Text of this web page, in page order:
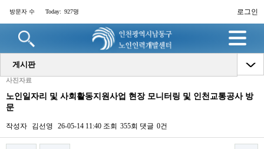
로그인
방문자 수 Today: 927명
게시판
사진자료
노인일자리 및 사회활동지원사업 현장 모니터링 및 인천교통공사 방
문
작성자 김선영 26-05-14 11:40 조회 355회 댓글 0건